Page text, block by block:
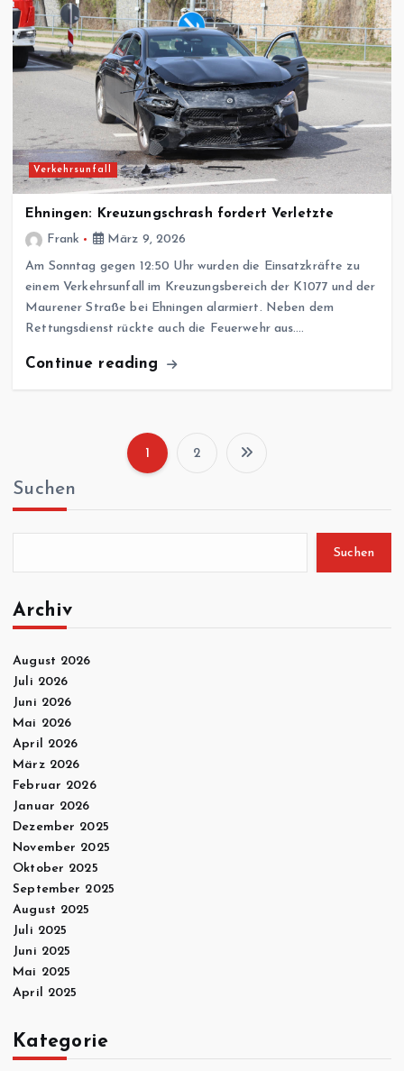
Verkehrsunfall
Ehningen: Kreuzungschrash fordert Verletzte
Frank
März 9, 2026
Am Sonntag gegen 12:50 Uhr wurden die Einsatzkräfte zu
einem Verkehrsunfall im Kreuzungsbereich der K1077 und der
Maurener Straße bei Ehningen alarmiert. Neben dem
Rettungsdienst rückte auch die Feuerwehr aus.…
Continue reading
S
i
1 2
Suchen
Suchen
Archiv
August 2026
Juli 2026
Juni 2026
Mai 2026
April 2026
März 2026
Februar 2026
Januar 2026
Dezember 2025
November 2025
Oktober 2025
September 2025
August 2025
Juli 2025
Juni 2025
Mai 2025
April 2025
Kategorie